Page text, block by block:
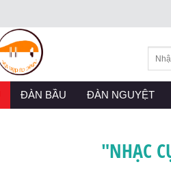
(CURRENT)
ĐÀN BẦU (CURRENT)
ĐÀN NGUYỆT
"NHẠC